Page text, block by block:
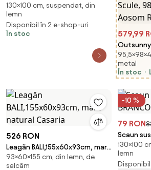
BRANCO
130×100 cm, suspendat, din
lemn
Disponibil în 2 e-shop-uri
În stoc
579,99
Exterior
Blat de
2 Rafturi
Romania
metal
În stoc
526 RON
Leagăn BALI,155x60x93cm, maro
natural Casaria
93×60×155 cm, din lemn, de
salcâm
-10 %
79 RON
Scaun
BRANCO
130×100
lemn